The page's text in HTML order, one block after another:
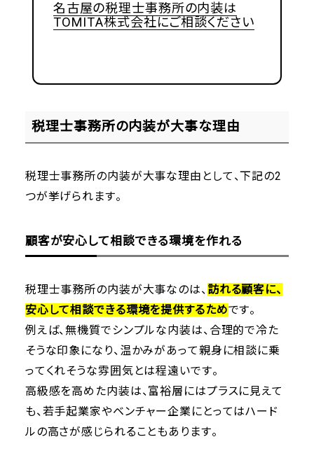
名古屋の税理士事務所の内装は
TOMITA株式会社にご相談ください
税理士事務所の内装が大事な理由
税理士事務所の内装が大事な理由として、下記の2
つが挙げられます。
顧客が安心して相談できる環境を作れる
税理士事務所の内装が大事なのは、 訪れる顧客に、
安心して相談できる環境を提供するためです。
例えば、無機質でシンプルな内装は、合理的で冷た
そうな印象になり、温かみがあって親身に相談に乗
ってくれそうな雰囲気とは程遠いです。
高級感を高めた内装は、富裕層にはプラスに見えて
も、若手起業家やベンチャー企業にとってはハード
ルの高さが感じられることもあります。